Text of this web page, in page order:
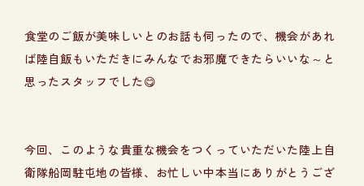
食堂のご飯が美味しいとのお話も伺ったので、機会があれ
ば陸自飯もいただきにみんなでお邪魔できたらいいな～と
思ったスタッフでした😋
今回、このような貴重な機会をつくっていただいた陸上自
衛隊船岡駐屯地の皆様、お忙しい中本当にありがとうござ